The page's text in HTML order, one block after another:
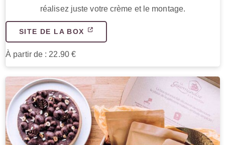
réalisez juste votre crème et le montage.
SITE DE LA BOX
À partir de : 22.90 €